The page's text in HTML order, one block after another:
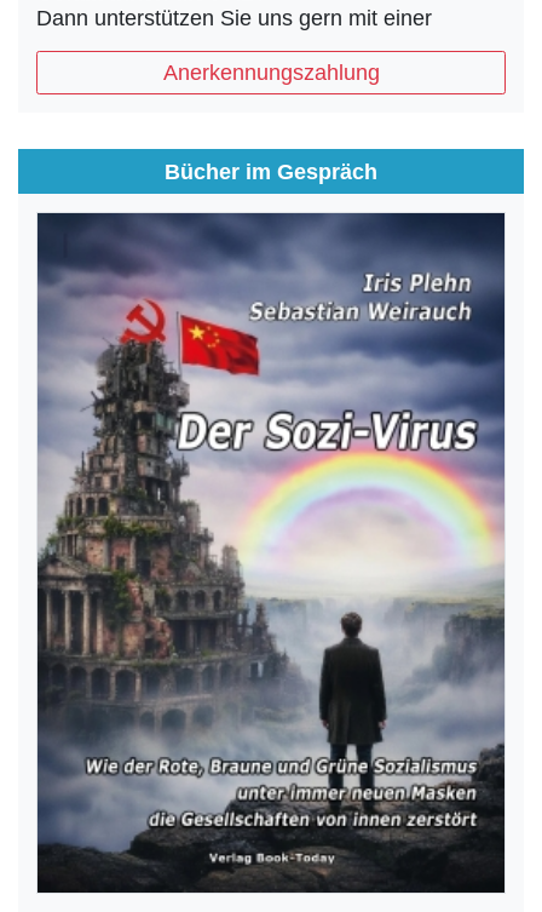
Dann unterstützen Sie uns gern mit einer
Anerkennungszahlung
Bücher im Gespräch